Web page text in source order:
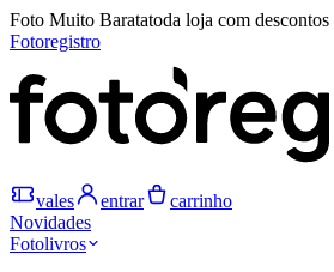
Foto Muito Baratatoda loja com
Fotoregistro
vales entrar
carrinho
Novidades
Fotolivros